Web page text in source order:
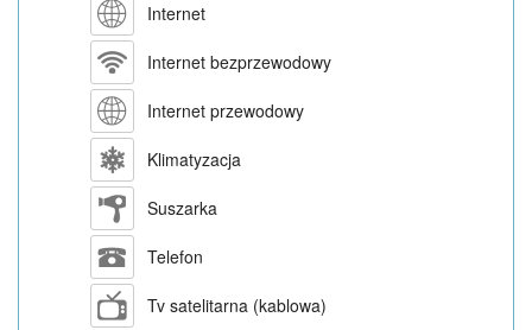
Internet
Internet bezprzewodowy
Internet przewodowy
Klimatyzacja
Suszarka
Telefon
Tv satelitarna (kablowa)